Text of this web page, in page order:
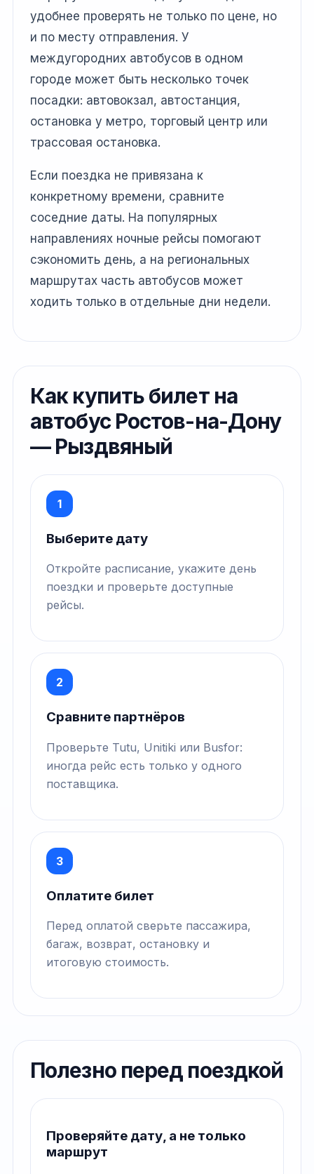
удобнее проверять не только по цене, но
и по месту отправления. У
междугородних автобусов в одном
городе может быть несколько точек
посадки: автовокзал, автостанция,
остановка у метро, торговый центр или
трассовая остановка.
Если поездка не привязана к
конкретному времени, сравните
соседние даты. На популярных
направлениях ночные рейсы помогают
сэкономить день, а на региональных
маршрутах часть автобусов может
ходить только в отдельные дни недели.
Как купить билет на
автобус Ростов-на-Дону
— Рыздвяный
1
Выберите дату
Откройте расписание, укажите день
поездки и проверьте доступные
рейсы.
2
Сравните партнёров
Проверьте Tutu, Unitiki или Busfor:
иногда рейс есть только у одного
поставщика.
3
Оплатите билет
Перед оплатой сверьте пассажира,
багаж, возврат, остановку и
итоговую стоимость.
Полезно перед поездкой
Проверяйте дату, а не только
маршрут